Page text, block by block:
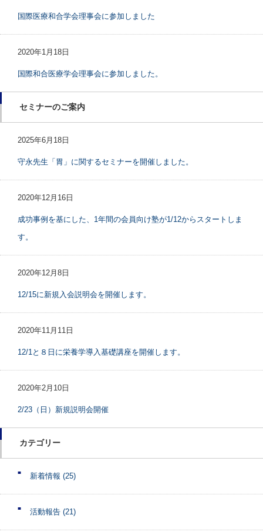
国際医療和合学会理事会に参加しました
2020年1月18日
国際和合医療学会理事会に参加しました。
セミナーのご案内
2025年6月18日
守永先生「胃」に関するセミナーを開催しました。
2020年12月16日
成功事例を基にした、1年間の会員向け塾が1/12からスタートしま
す。
2020年12月8日
12/15に新規入会説明会を開催します。
2020年11月11日
12/1と８日に栄養学導入基礎講座を開催します。
2020年2月10日
2/23（日）新規説明会開催
カテゴリー
新着情報 (25)
活動報告 (21)